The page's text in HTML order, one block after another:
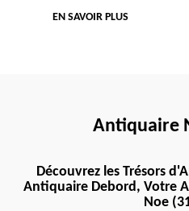
EN SAVOIR PLUS
Antiquaire
Découvrez les Trésors
Antiquaire Debord, Votre
Noe